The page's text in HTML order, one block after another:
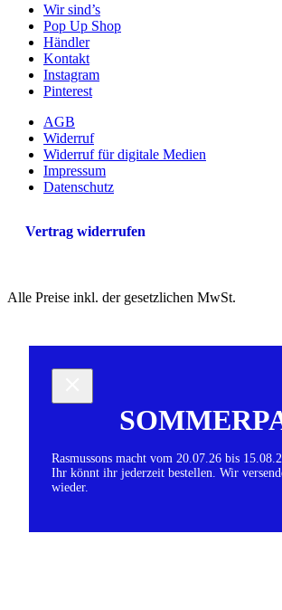
Wir sind’s
Pop Up Shop
Händler
Kontakt
Instagram
Pinterest
AGB
Widerruf
Widerruf für digitale Medien
Impressum
Datenschutz
Vertrag widerrufen
Alle Preise inkl. der gesetzlichen MwSt.
Rasmussons macht vom 20.07.26 bis
Ihr könnt ihr jederzeit bestellen. Wir
wieder.